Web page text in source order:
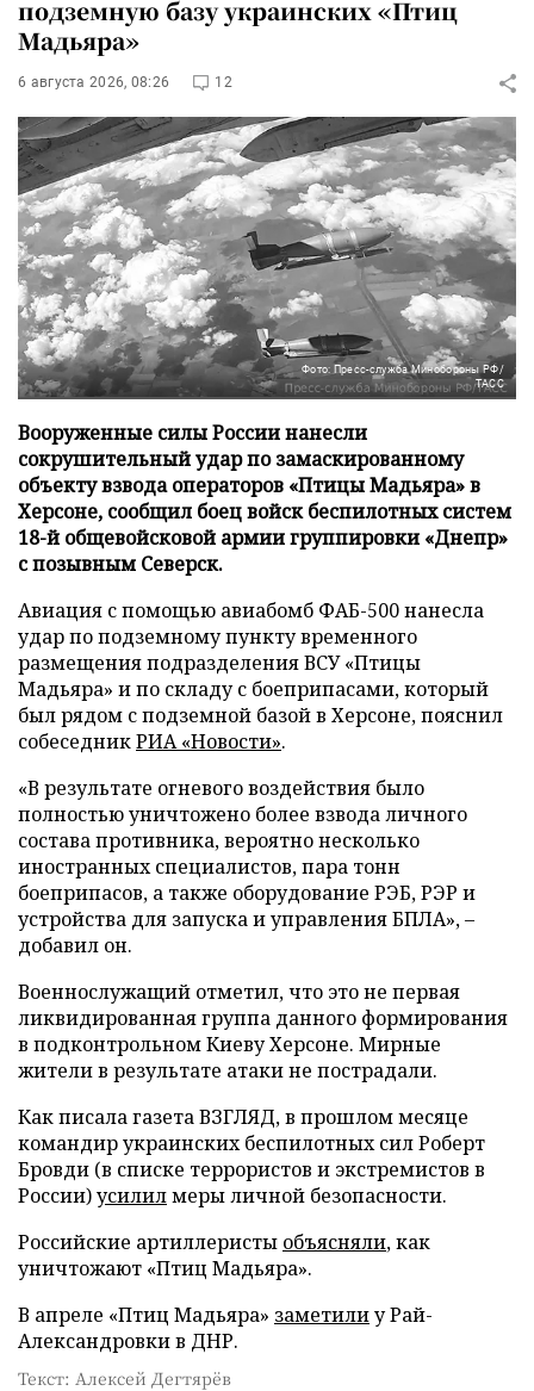
подземную базу украинских «Птиц
Мадьяра»
6 августа 2026, 08:26 12
Фото: Пресс-служба Минобороны РФ/
ТАСС
Вооруженные силы России нанесли
сокрушительный удар по замаскированному
объекту взвода операторов «Птицы Мадьяра» в
Херсоне, сообщил боец войск беспилотных систем
18-й общевойсковой армии группировки «Днепр»
с позывным Северск.
Авиация с помощью авиабомб ФАБ-500 нанесла
удар по подземному пункту временного
размещения подразделения ВСУ «Птицы
Мадьяра» и по складу с боеприпасами, который
был рядом с подземной базой в Херсоне, пояснил
собеседникРИА «Новости».
«В результате огневого воздействия было
полностью уничтожено более взвода личного
состава противника, вероятно несколько
иностранных специалистов, пара тонн
боеприпасов, а также оборудование РЭБ, РЭР и
устройства для запуска и управления БПЛА», –
добавил он.
Военнослужащий отметил, что это не первая
ликвидированная группа данного формирования
в подконтрольном Киеву Херсоне. Мирные
жители в результате атаки не пострадали.
Как писала газета ВЗГЛЯД, в прошлом месяце
командир украинских беспилотных сил Роберт
Бровди (в списке террористов и экстремистов в
России)усилилмеры личной безопасности.
Российские артиллеристы объясняли, как
уничтожают «Птиц Мадьяра».
В апреле «Птиц Мадьяра» заметилиу Рай-
Александровки в ДНР.
Текст: Алексей Дегтярёв